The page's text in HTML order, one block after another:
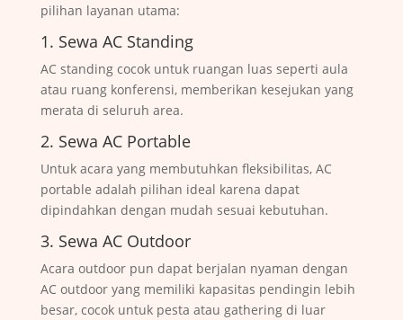
pilihan layanan utama:
1. Sewa AC Standing
AC standing cocok untuk ruangan luas seperti aula
atau ruang konferensi, memberikan kesejukan yang
merata di seluruh area.
2. Sewa AC Portable
Untuk acara yang membutuhkan fleksibilitas, AC
portable adalah pilihan ideal karena dapat
dipindahkan dengan mudah sesuai kebutuhan.
3. Sewa AC Outdoor
Acara outdoor pun dapat berjalan nyaman dengan
AC outdoor yang memiliki kapasitas pendingin lebih
besar, cocok untuk pesta atau gathering di luar